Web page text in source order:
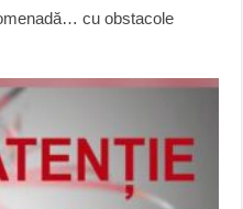
cu obstacole